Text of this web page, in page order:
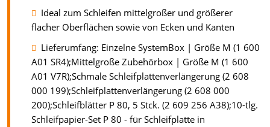
Ideal zum Schleifen mittelgroßer und größerer
flacher Oberflächen sowie von Ecken und Kanten
Lieferumfang: Einzelne SystemBox | Größe M (1 600
A01 SR4);Mittelgroße Zubehörbox | Größe M (1 600
A01 V7R);Schmale Schleifplattenverlängerung (2 608
000 199);Schleifplattenverlängerung (2 608 000
200);Schleifblätter P 80, 5 Stck. (2 609 256 A38);10-tlg.
Schleifpapier-Set P 80 - für Schleifplatte in